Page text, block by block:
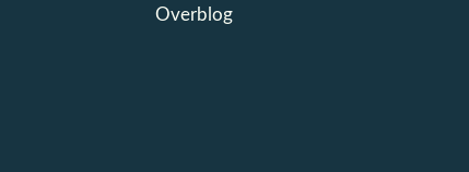
Overblog